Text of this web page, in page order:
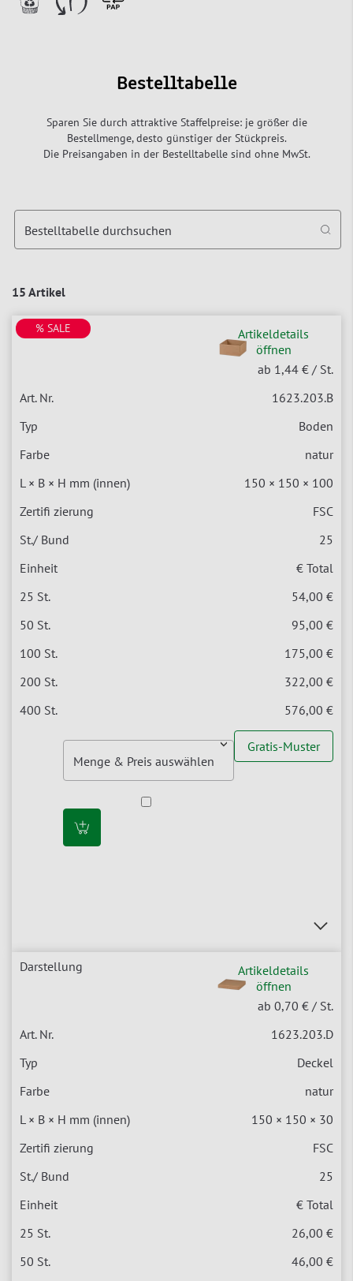
Bestelltabelle
Sparen Sie durch attraktive Staffelpreise: je größer die
Bestellmenge, desto günstiger der Stückpreis.
Die Preisangaben in der Bestelltabelle sind ohne MwSt.
15 Artikel
Bestelltabelle durchsuchen
Artikeldetails
öffnen
ab 1,44 € / St.
1623.203.B
Boden
natur
150 × 150 × 100
FSC
25
€ Total
54,00 €
95,00 €
175,00 €
322,00 €
576,00 €
Gratis-Muster
Artikeldetails
öffnen
ab 0,70 € / St.
1623.203.D
Deckel
natur
150 × 150 × 30
FSC
25
€ Total
26,00 €
46,00 €
% SALE